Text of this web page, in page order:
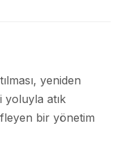
yeniden
yoluyla atık
bir yönetim